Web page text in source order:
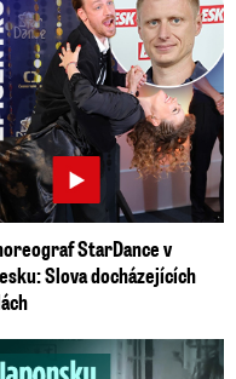
StarDance v
Slova docházejících
zpověď